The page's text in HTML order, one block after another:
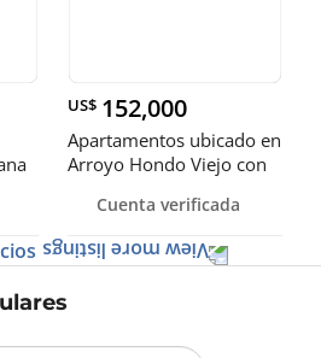
US$ 152,000
Apartamentos ubicado en
Arroyo Hondo Viejo con
ocio.Cuenta verificada